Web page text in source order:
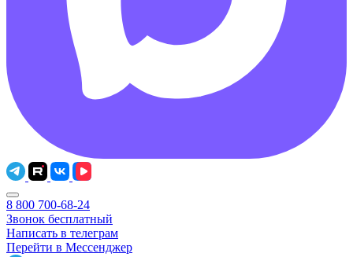
8 800 700-68-24
Звонок бесплатный
Написать в телеграм
Перейти в Мессенджер